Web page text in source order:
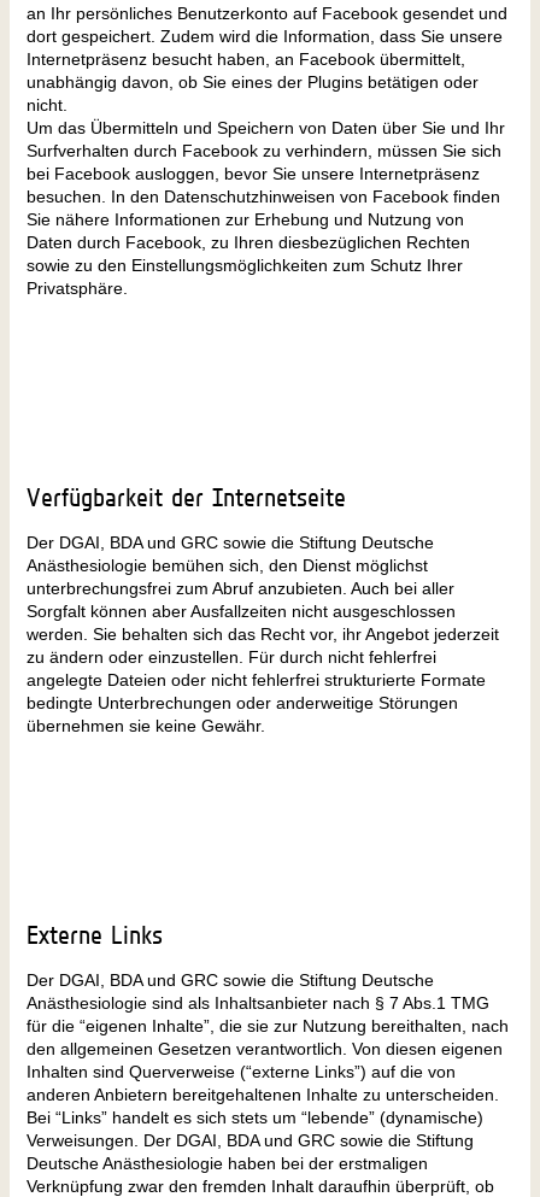
an Ihr persönliches Benutzerkonto auf Facebook gesendet und
dort gespeichert. Zudem wird die Information, dass Sie unsere
Internetpräsenz besucht haben, an Facebook übermittelt,
unabhängig davon, ob Sie eines der Plugins betätigen oder
nicht.
Um das Übermitteln und Speichern von Daten über Sie und Ihr
Surfverhalten durch Facebook zu verhindern, müssen Sie sich
bei Facebook ausloggen, bevor Sie unsere Internetpräsenz
besuchen. In den Datenschutzhinweisen von Facebook finden
Sie nähere Informationen zur Erhebung und Nutzung von
Daten durch Facebook, zu Ihren diesbezüglichen Rechten
sowie zu den Einstellungsmöglichkeiten zum Schutz Ihrer
Privatsphäre.
Verfügbarkeit der Internetseite
Der DGAI, BDA und GRC sowie die Stiftung Deutsche
Anästhesiologie bemühen sich, den Dienst möglichst
unterbrechungsfrei zum Abruf anzubieten. Auch bei aller
Sorgfalt können aber Ausfallzeiten nicht ausgeschlossen
werden. Sie behalten sich das Recht vor, ihr Angebot jederzeit
zu ändern oder einzustellen. Für durch nicht fehlerfrei
angelegte Dateien oder nicht fehlerfrei strukturierte Formate
bedingte Unterbrechungen oder anderweitige Störungen
übernehmen sie keine Gewähr.
Externe Links
Der DGAI, BDA und GRC sowie die Stiftung Deutsche
Anästhesiologie sind als Inhaltsanbieter nach § 7 Abs.1 TMG
für die “eigenen Inhalte”, die sie zur Nutzung bereithalten, nach
den allgemeinen Gesetzen verantwortlich. Von diesen eigenen
Inhalten sind Querverweise (“externe Links”) auf die von
anderen Anbietern bereitgehaltenen Inhalte zu unterscheiden.
Bei “Links” handelt es sich stets um “lebende” (dynamische)
Verweisungen. Der DGAI, BDA und GRC sowie die Stiftung
Deutsche Anästhesiologie haben bei der erstmaligen
Verknüpfung zwar den fremden Inhalt daraufhin überprüft, ob